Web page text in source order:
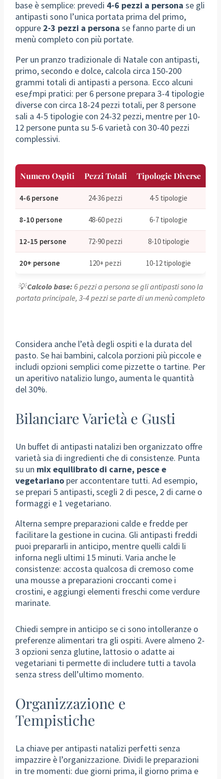
base è semplice: prevedi 4-6 pezzi a persona se gli
antipasti sono l’unica portata prima del primo,
oppure 2-3 pezzi a persona se fanno parte di un
menù completo con più portate.
Per un pranzo tradizionale di Natale con antipasti,
primo, secondo e dolce, calcola circa 150-200
grammi totali di antipasti a persona. Ecco alcuni
eseƒmpi pratici: per 6 persone prepara 3-4 tipologie
diverse con circa 18-24 pezzi totali, per 8 persone
sali a 4-5 tipologie con 24-32 pezzi, mentre per 10-
12 persone punta su 5-6 varietà con 30-40 pezzi
complessivi.
Numero Ospiti Pezzi Totali Tipologie Diverse
4-6 persone 24-36 pezzi 4-5 tipologie
8-10 persone 48-60 pezzi 6-7 tipologie
12-15 persone 72-90 pezzi 8-10 tipologie
20+ persone 120+ pezzi 10-12 tipologie
💡Calcolo base: 6 pezzi a persona se gli antipasti sono la
portata principale, 3-4 pezzi se parte di un menù completo
Considera anche l’età degli ospiti e la durata del
pasto. Se hai bambini, calcola porzioni più piccole e
includi opzioni semplici come pizzette o tartine. Per
un aperitivo natalizio lungo, aumenta le quantità
del 30%.
Bilanciare Varietà e Gusti
Un buffet di antipasti natalizi ben organizzato offre
varietà sia di ingredienti che di consistenze. Punta
su un mix equilibrato di carne, pesce e
vegetarianoper accontentare tutti. Ad esempio,
se prepari 5 antipasti, scegli 2 di pesce, 2 di carne o
formaggi e 1 vegetariano.
Alterna sempre preparazioni calde e fredde per
facilitare la gestione in cucina. Gli antipasti freddi
puoi prepararli in anticipo, mentre quelli caldi li
inforna negli ultimi 15 minuti. Varia anche le
consistenze: accosta qualcosa di cremoso come
una mousse a preparazioni croccanti come i
crostini, e aggiungi elementi freschi come verdure
marinate.
Chiedi sempre in anticipo se ci sono intolleranze o
preferenze alimentari tra gli ospiti. Avere almeno 2-
3 opzioni senza glutine, lattosio o adatte ai
vegetariani ti permette di includere tutti a tavola
senza stress dell’ultimo momento.
Organizzazione e
Tempistiche
La chiave per antipasti natalizi perfetti senza
impazzire è l’organizzazione. Dividi le preparazioni
in tre momenti: due giorni prima, il giorno prima e